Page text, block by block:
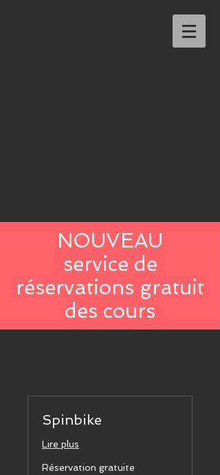
NOUVEAU
service de
réservations gratuit
des cours
Spinbike
Lire plus
Réservation
gratuite
Réservation gratuite